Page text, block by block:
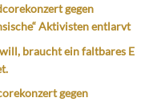
gegen
Aktivisten entlarvt
braucht ein faltbares E
gegen